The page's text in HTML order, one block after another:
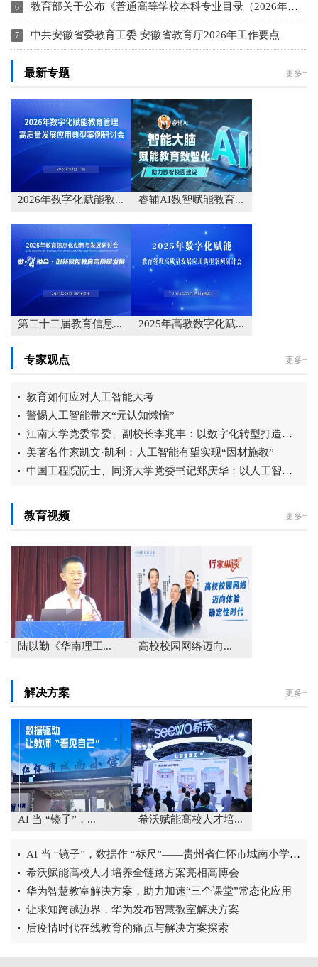
教育部关于公布《普通高等学校本科专业目录（2026年）》的通知
中共安徽省委教育工委 安徽省教育厅2026年工作要点
更多+
最新专题
2026年数字化赋能教... 睿辅AI数智赋能教育...
第二十二届教育信息... 2025年高教数字化赋...
更多+
专家观点
教育如何应对人工智能大考
警惕人工智能带来“元认知懒惰”
江南大学党委常委、副校长李兆丰：以数字化转型打造智慧育人新生态
美著名作家凯文·凯利：人工智能有望实现“因材施教”
中国工程院院士、同济大学党委书记郑庆华：以人工智能赋能教育强国建设...
更多+
教育视频
陆以勤《华南理工... 高校校园网络迈向...
更多+
解决方案
AI 当 “镜子”，... 希沃赋能高校人才培...
AI 当 “镜子”，数据作 “标尺”——贵州省仁怀市城南小学 AI 课...
希沃赋能高校人才培养全链路方案亮相高博会
华为智慧教室解决方案，助力加速“三个课堂”常态化应用
让求知跨越边界，华为发布智慧教室解决方案
后疫情时代在线教育的痛点与解决方案探索